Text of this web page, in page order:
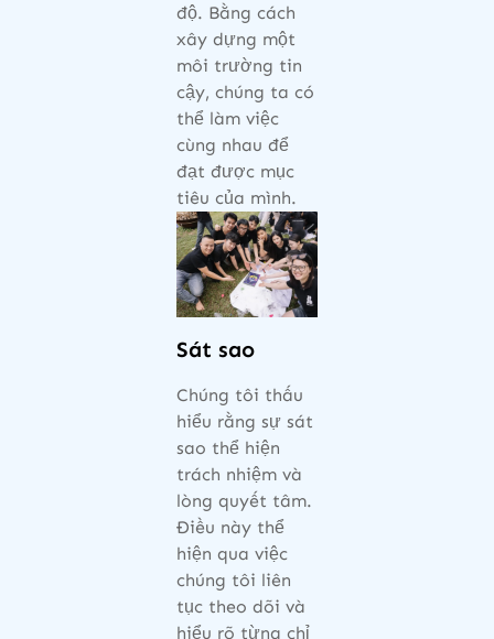
độ. Bằng cách
xây dựng một
môi trường tin
cậy, chúng ta có
thể làm việc
cùng nhau để
đạt được mục
tiêu của mình.
Sát sao
Chúng tôi thấu
hiểu rằng sự sát
sao thể hiện
trách nhiệm và
lòng quyết tâm.
Điều này thể
hiện qua việc
chúng tôi liên
tục theo dõi và
hiểu rõ từng chỉ